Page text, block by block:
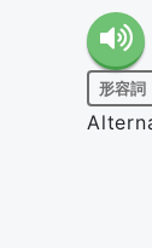
形容詞